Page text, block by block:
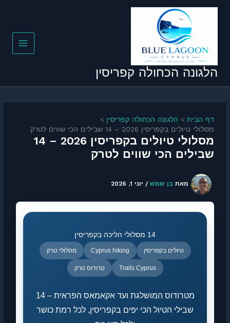
הכחולה קפריסין
הבית
הלגונה הכחולה קפריסין
טיולים בקפריסין 2026 – 14 שבילים הכי שווים לטרק
מסלולי טיולים בקפריסין 2026 – 14
הכי שווים לטרק
מאתבן שמש /יוני 1, 2026
טיולים בקפריסין Cyprus hiking מסלולי טרק
Trails Cyprus טרודוס טרק
מטרודוס המושלגת ועד אקאמאס הפראית – 14
שבילי הטיול הכי יפים בקפריסין, לכל רמת כושר